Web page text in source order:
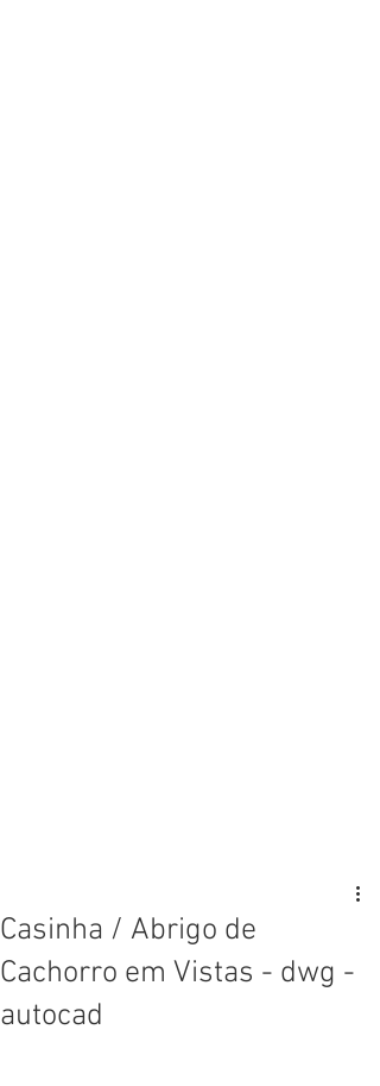
Casinha / Abrigo de
Cachorro em Vistas - dwg -
autocad